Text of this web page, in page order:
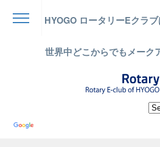
HYOGO ロータリーEクラ
世界中どこからでもメーク